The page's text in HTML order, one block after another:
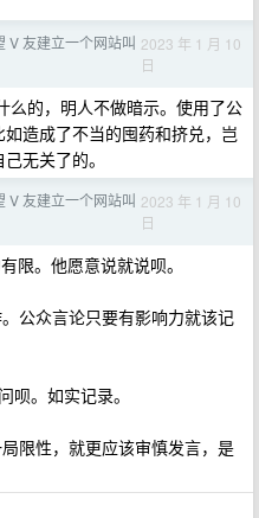
V 友建立一个网站叫 2023 年 1 月 10
日
么的，明人不做暗示。使用了公
造成了不当的囤药和挤兑，岂
无关了的。
V 友建立一个网站叫 2023 年 1 月 10
日
限。他愿意说就说呗。
公众言论只要有影响力就该记
呗。如实记录。
限性，就更应该审慎发言，是